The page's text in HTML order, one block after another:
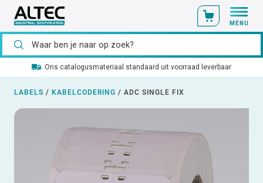
MENU
Ons catalogusmateriaal standaard uit voorraad leverbaar
LABELS / KABELCODERING / ADC SINGLE FIX